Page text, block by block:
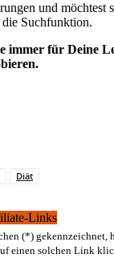
und möchtest
Suchfunktion.
immer für Deine
Diät
Links
(*) gekennzeichnet,
einen solchen Link